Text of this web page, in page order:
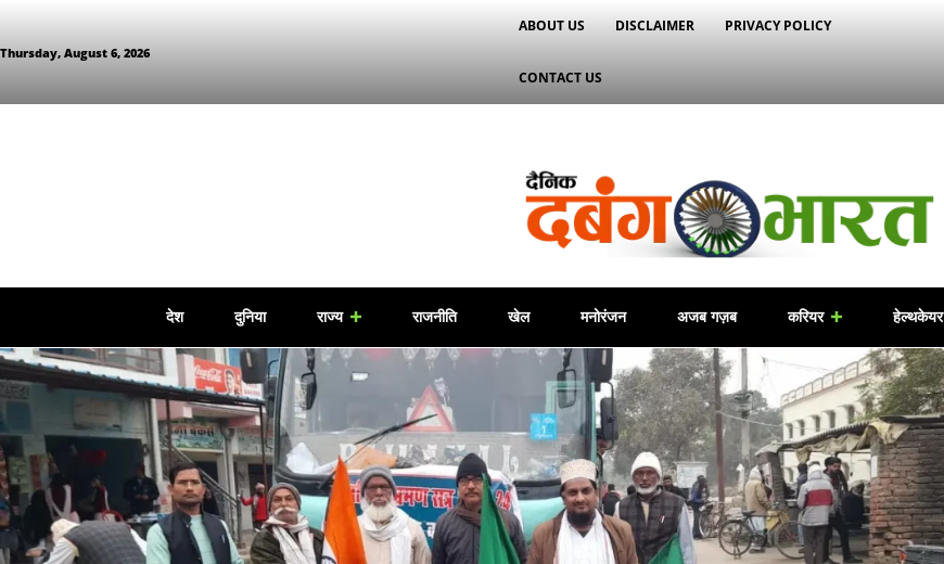
Thursday, August 6, 2026
ABOUT US DISCLAIMER PRIVACY POLICY
CONTACT US
देश दुनिया राज्य राजनीति खेल मनोरंजन अजब गज़ब करियर हेल्थकेयर